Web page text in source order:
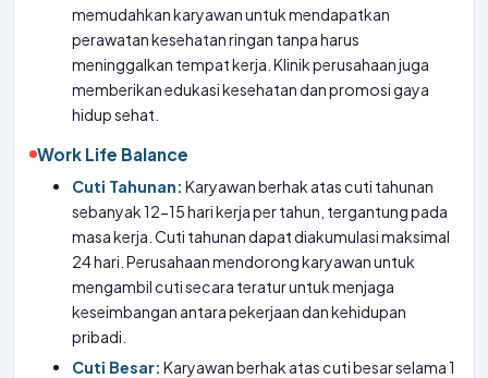
memudahkan karyawan untuk mendapatkan
perawatan kesehatan ringan tanpa harus
meninggalkan tempat kerja. Klinik perusahaan juga
memberikan edukasi kesehatan dan promosi gaya
hidup sehat.
Work Life Balance
Cuti Tahunan: Karyawan berhak atas cuti tahunan
sebanyak 12-15 hari kerja per tahun, tergantung pada
masa kerja. Cuti tahunan dapat diakumulasi maksimal
24 hari. Perusahaan mendorong karyawan untuk
mengambil cuti secara teratur untuk menjaga
keseimbangan antara pekerjaan dan kehidupan
pribadi.
Cuti Besar: Karyawan berhak atas cuti besar selama 1